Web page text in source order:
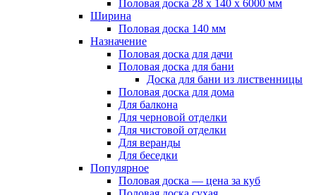
Половая доска 28 х 140 х 6000 мм
Ширина
Половая доска 140 мм
Назначение
Половая доска для дачи
Половая доска для бани
Доска для бани из лиственницы
Половая доска для дома
Для балкона
Для черновой отделки
Для чистовой отделки
Для веранды
Для беседки
Популярное
Половая доска — цена за куб